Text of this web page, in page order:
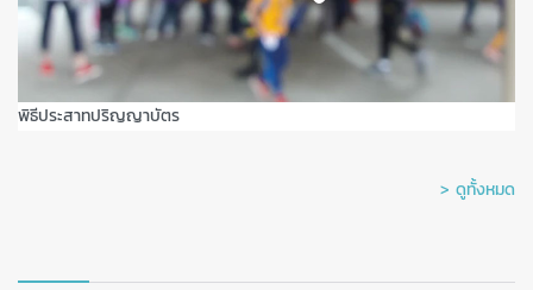
พิธีประสาทปริญญาบัตร
> ดูทั้งหมด